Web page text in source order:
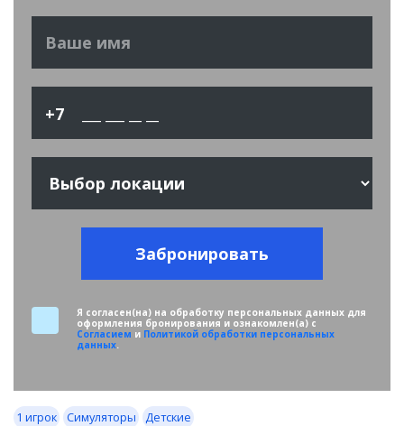
+7
Забронировать
Я согласен(на) на обработку персональных данных для
оформления бронирования и ознакомлен(а) с
Согласием и Политикой обработки персональных
данных.
1 игрок Симуляторы Детские